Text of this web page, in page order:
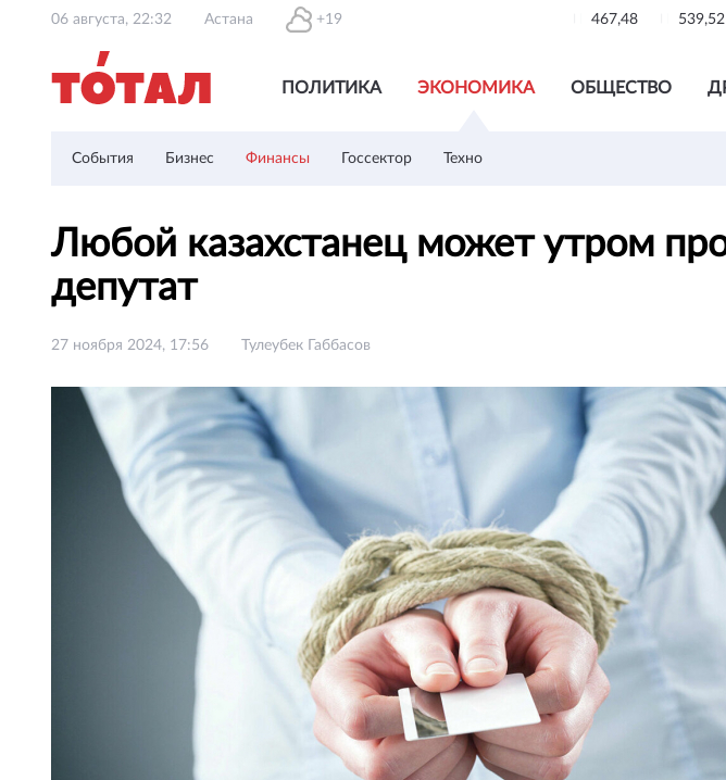
06 августа, 22:32 Астана +19 467,48 539,52
ПОЛИТИКА ЭКОНОМИКА ОБЩЕСТВО
События Бизнес Финансы Госсектор Техно
Любой казахстанец может утром
депутат
27 ноября 2024, 17:56 Тулеубек Габбасов